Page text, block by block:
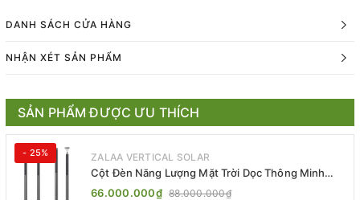
DANH SÁCH CỬA HÀNG
NHẬN XÉT SẢN PHẨM
SẢN PHẨM ĐƯỢC ƯU THÍCH
- 25% ZALAA VERTICAL SOLAR
Cột Đèn Năng Lượng Mặt Trời Dọc Thông Minh
ZSR-YYDS-360 | ZALAA Jsc
66.000.000₫ 88.000.000₫